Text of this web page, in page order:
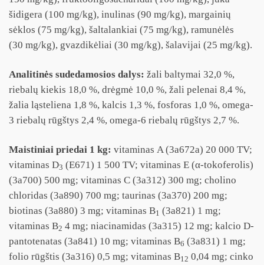
šidigera (100 mg/kg), inulinas (90 mg/kg), margainių
sėklos (75 mg/kg), šaltalankiai (75 mg/kg), ramunėlės
(30 mg/kg), gvazdikėliai (30 mg/kg), šalavijai (25 mg/kg).
Analitinės sudedamosios dalys: žali baltymai 32,0 %,
riebalų kiekis 18,0 %, drėgmė 10,0 %, žali pelenai 8,4 %,
žalia ląsteliena 1,8 %, kalcis 1,3 %, fosforas 1,0 %, omega-
3 riebalų rūgštys 2,4 %, omega-6 riebalų rūgštys 2,7 %.
Maistiniai priedai 1 kg: vitaminas A (3a672a) 20 000 TV;
vitaminas D3 (E671) 1 500 TV; vitaminas E (α-tokoferolis)
(3a700) 500 mg; vitaminas C (3a312) 300 mg; cholino
chloridas (3a890) 700 mg; taurinas (3a370) 200 mg;
biotinas (3a880) 3 mg; vitaminas B1 (3a821) 1 mg;
vitaminas B2 4 mg; niacinamidas (3a315) 12 mg; kalcio D-
pantotenatas (3a841) 10 mg; vitaminas B6 (3a831) 1 mg;
folio rūgštis (3a316) 0,5 mg; vitaminas B12 0,04 mg; cinko